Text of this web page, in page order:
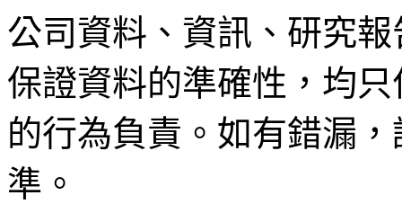
公司資料、資訊、研究
保證資料的準確性，均
的行為負責。如有錯漏
準。